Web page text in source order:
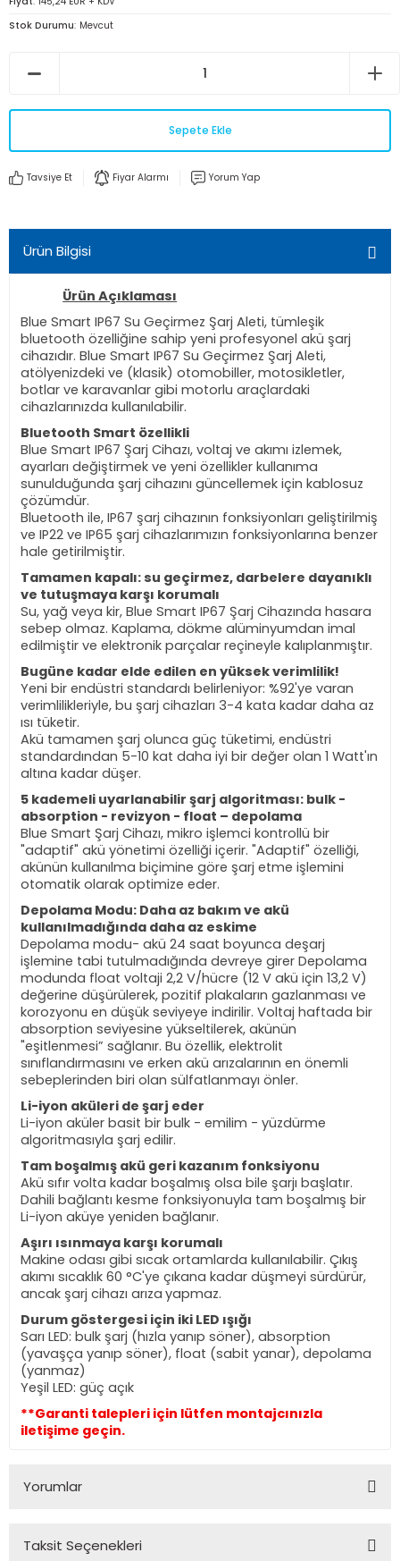
Stok Durumu Mevcut
Sepete Ekle
Tavsiye Et Fiyar Alarmı Yorum Yap
Ürün Bilgisi
Ürün Açıklaması
Blue Smart IP67 Su Geçirmez Şarj Aleti, tümleşik
bluetooth özelliğine sahip yeni profesyonel akü şarj
cihazıdır. Blue Smart IP67 Su Geçirmez Şarj Aleti,
atölyenizdeki ve (klasik) otomobiller, motosikletler,
botlar ve karavanlar gibi motorlu araçlardaki
cihazlarınızda kullanılabilir.
Bluetooth Smart özellikli
Blue Smart IP67 Şarj Cihazı, voltaj ve akımı izlemek,
ayarları değiştirmek ve yeni özellikler kullanıma
sunulduğunda şarj cihazını güncellemek için kablosuz
çözümdür.
Bluetooth ile, IP67 şarj cihazının fonksiyonları geliştirilmiş
ve IP22 ve IP65 şarj cihazlarımızın fonksiyonlarına benzer
hale getirilmiştir.
Tamamen kapalı: su geçirmez, darbelere dayanıklı
ve tutuşmaya karşı korumalı
Su, yağ veya kir, Blue Smart IP67 Şarj Cihazında hasara
sebep olmaz. Kaplama, dökme alüminyumdan imal
edilmiştir ve elektronik parçalar reçineyle kalıplanmıştır.
Bugüne kadar elde edilen en yüksek verimlilik!
Yeni bir endüstri standardı belirleniyor: %92'ye varan
verimlilikleriyle, bu şarj cihazları 3-4 kata kadar daha az
ısı tüketir.
Akü tamamen şarj olunca güç tüketimi, endüstri
standardından 5-10 kat daha iyi bir değer olan 1 Watt'ın
altına kadar düşer.
5 kademeli uyarlanabilir şarj algoritması: bulk -
absorption - revizyon - float – depolama
Blue Smart Şarj Cihazı, mikro işlemci kontrollü bir
"adaptif" akü yönetimi özelliği içerir. "Adaptif" özelliği,
akünün kullanılma biçimine göre şarj etme işlemini
otomatik olarak optimize eder.
Depolama Modu: Daha az bakım ve akü
kullanılmadığında daha az eskime
Depolama modu- akü 24 saat boyunca deşarj
işlemine tabi tutulmadığında devreye girer Depolama
modunda float voltaji 2,2 V/hücre (12 V akü için 13,2 V)
değerine düşürülerek, pozitif plakaların gazlanması ve
korozyonu en düşük seviyeye indirilir. Voltaj haftada bir
absorption seviyesine yükseltilerek, akünün
"eşitlenmesi” sağlanır. Bu özellik, elektrolit
sınıflandırmasını ve erken akü arızalarının en önemli
sebeplerinden biri olan sülfatlanmayı önler.
Li-iyon aküleri de şarj eder
Li-iyon aküler basit bir bulk - emilim - yüzdürme
algoritmasıyla şarj edilir.
Tam boşalmış akü geri kazanım fonksiyonu
Akü sıfır volta kadar boşalmış olsa bile şarjı başlatır.
Dahili bağlantı kesme fonksiyonuyla tam boşalmış bir
Li-iyon aküye yeniden bağlanır.
Aşırı ısınmaya karşı korumalı
Makine odası gibi sıcak ortamlarda kullanılabilir. Çıkış
akımı sıcaklık 60 °C'ye çıkana kadar düşmeyi sürdürür,
ancak şarj cihazı arıza yapmaz.
Durum göstergesi için iki LED ışığı
Sarı LED: bulk şarj (hızla yanıp söner), absorption
(yavaşça yanıp söner), float (sabit yanar), depolama
(yanmaz)
Yeşil LED: güç açık
**Garanti talepleri için lütfen montajcınızla
iletişime geçin.
Yorumlar
Taksit Seçenekleri